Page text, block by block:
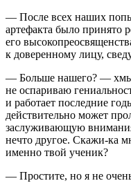
— После всех наших
артефакта было принято
его
к доверенному лицу,
— Больше нашего? —
не оспариваю
и работает последние
действительно может
заслуживающую
нечто другое. Скажи-ка
именно твой ученик?
— Простите, но я не